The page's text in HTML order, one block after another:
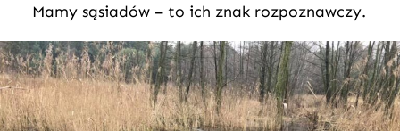
Mamy sąsiadów – to ich znak rozpoznawczy.